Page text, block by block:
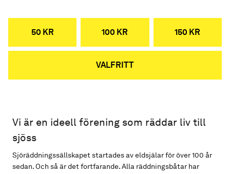
50 KR 100 KR 150 KR
VALFRITT
Vi är en ideell förening som räddar liv till
sjöss
Sjöräddningssällskapet startades av eldsjälar för över 100 år
sedan. Och så är det fortfarande. Alla räddningsbåtar har